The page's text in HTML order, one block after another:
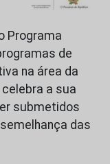
Programa
de
na área da
a sua
submetidos
das